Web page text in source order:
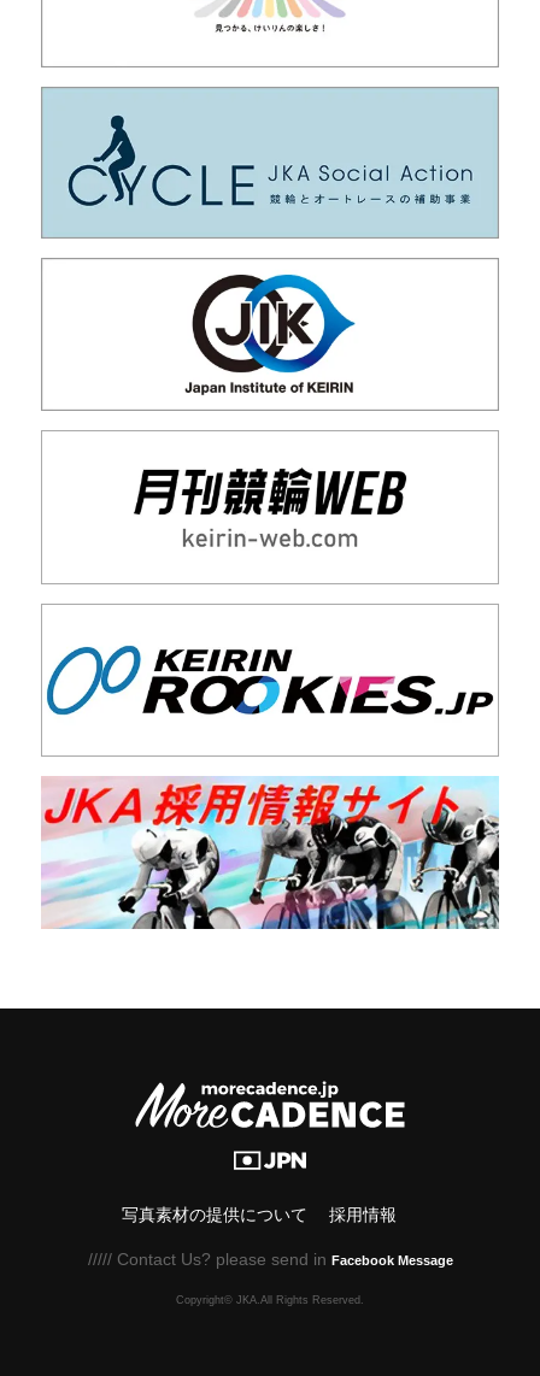
写真素材の提供について 採用情報
///// Contact Us? please send in Facebook Message
Copyright© JKA.All Rights Reserved.